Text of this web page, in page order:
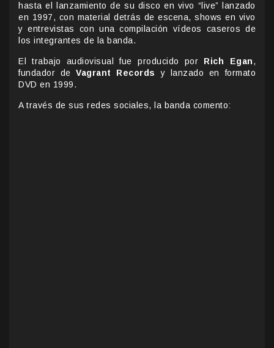
hasta el lanzamiento de su disco en vivo “live” lanzado
en 1997, con material detrás de escena, shows en vivo
y entrevistas con una compilación vídeos caseros de
los integrantes de la banda.
El trabajo audiovisual fue producido por Rich Egan,
fundador deVagrant Records
y lanzado en formato
DVD en 1999.
A través de sus redes sociales, la banda comento: